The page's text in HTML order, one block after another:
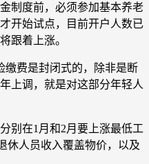
制度前，必须参加基本养老
开始试点，目前开户人数已
跟着上涨。
费是封闭式的，除非是断
上调，就是对这部分年轻人
别在1月和2月要上涨最低工
休人员收入覆盖物价，以及